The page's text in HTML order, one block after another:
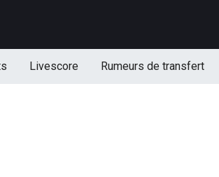
Livescore Rumeurs de transfert